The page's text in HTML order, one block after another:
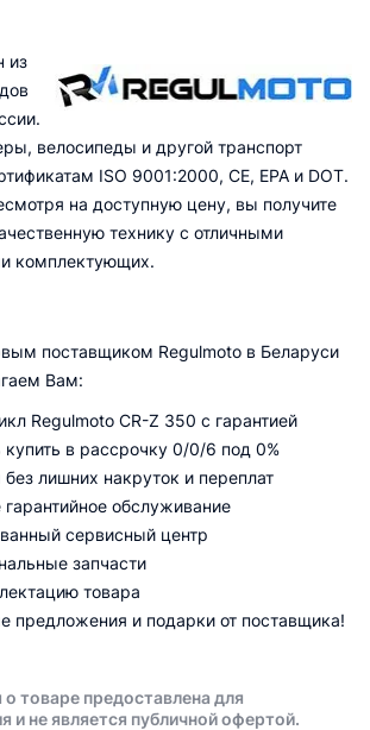
из
велосипеды и другой транспорт
ISO 9001:2000, CE, EPA и DOT.
на доступную цену, вы получите
технику с отличными
комплектующих.
поставщиком Regulmoto в Беларуси
Вам:
Regulmoto CR-Z 350 с гарантией
в рассрочку 0/0/6 под 0%
лишних накруток и переплат
обслуживание
сервисный центр
запчасти
товара
предложения и подарки от поставщика!
товаре предоставлена для
и не является публичной офертой.